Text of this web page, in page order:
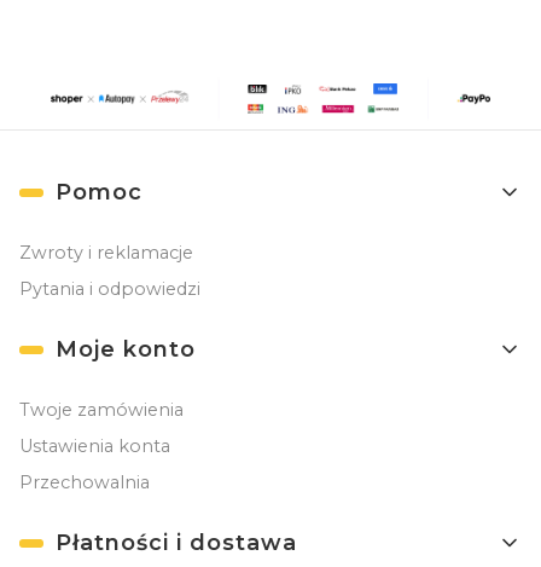
Linki w stopce
Pomoc
Zwroty i reklamacje
Pytania i odpowiedzi
Moje konto
Twoje zamówienia
Ustawienia konta
Przechowalnia
Płatności i dostawa